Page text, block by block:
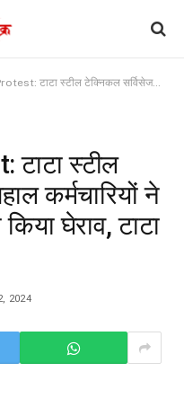
सर्विसेज में बहाल कर्मचारियों ने टाटा वर्कर्स यूनियन का किया घेराव, टाटा स्टील में मांगी बहाली
स्टील
कर्मचारियों ने
घेराव, टाटा
2024